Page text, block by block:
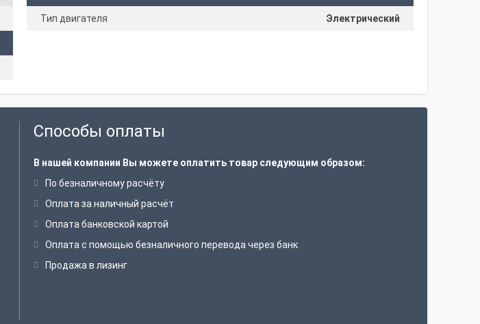
Тип двигателя Электрический
Способы оплаты
В нашей компании Вы можете оплатить товар следующим образом:
По безналичному расчёту
Оплата за наличный расчёт
Оплата банковской картой
Оплата с помощью безналичного перевода через банк
Продажа в лизинг